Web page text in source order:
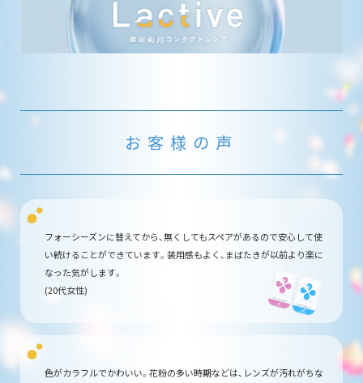
お客様の声
フォーシーズンに替えてから、無くしてもスペアがあるので安心して使
い続けることができています。装用感もよく、まばたきが以前より楽に
なった気がします。
(20代女性)
色がカラフルでかわいい。花粉の多い時期などは、レンズが汚れがちな